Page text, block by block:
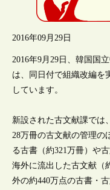
2016年09月29日
2016年9月29日、韓国国
は、同日付で組織改編を
しています。
新設された古文献課では
28万冊の古文献の管理の
る古書（約321万冊）や古
海外に流出した古文献（
外の約440万点の古書・